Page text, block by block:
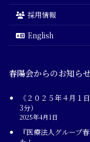
採用情報
English
春陽会からのお知ら
《２０２５年４月１
3分）
2025年4月1日
『医療法人グループ